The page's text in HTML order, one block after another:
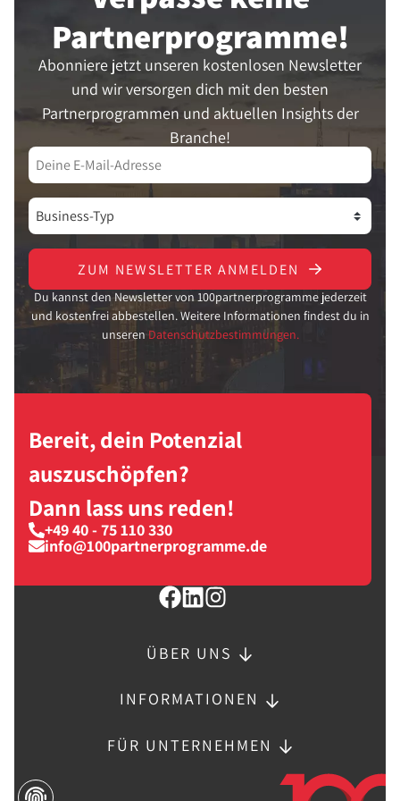
Partner­programme!
Abonniere jetzt unseren kostenlosen Newsletter
und wir versorgen dich mit den besten
Partnerprogrammen und aktuellen Insights der
Branche!
ZUM NEWSLETTER ANMELDEN
Du kannst den Newsletter von 100partnerprogramme jederzeit
und kostenfrei abbestellen. Weitere Informationen findest du in
unseren Datenschutzbestimmungen.
Bereit, dein Potenzial
auszuschöpfen?
Dann lass uns reden!
+49 40 - 75 110 330
info@100partnerprogramme.de
ÜBER UNS
INFORMATIONEN
FÜR UNTERNEHMEN